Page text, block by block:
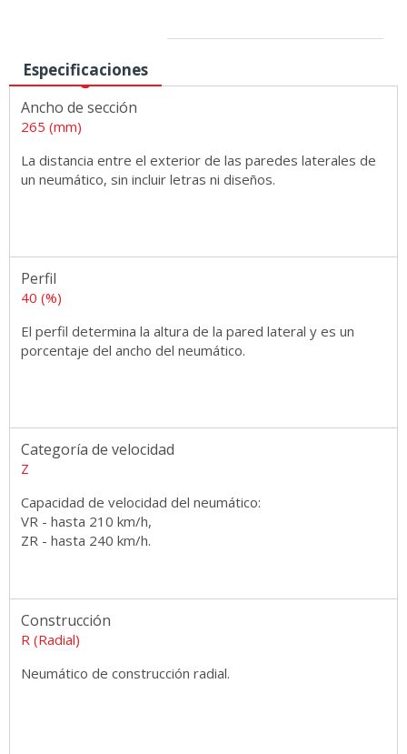
Especificaciones
Ancho de sección
265 (mm)
La distancia entre el exterior de las paredes laterales de
un neumático, sin incluir letras ni diseños.
Perfil
40 (%)
El perfil determina la altura de la pared lateral y es un
porcentaje del ancho del neumático.
Categoría de velocidad
Z
Capacidad de velocidad del neumático:
VR - hasta 210 km/h,
ZR - hasta 240 km/h.
Construcción
R (Radial)
Neumático de construcción radial.